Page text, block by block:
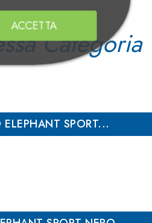
Categoria
SPORT...
ACCETTA